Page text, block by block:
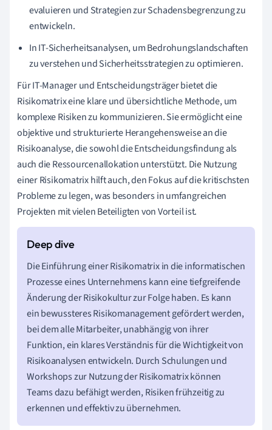
evaluieren und Strategien zur Schadensbegrenzung zu
entwickeln.
In IT-Sicherheitsanalysen, um Bedrohungslandschaften
zu verstehen und Sicherheitsstrategien zu optimieren.
Für IT-Manager und Entscheidungsträger bietet die
Risikomatrix eine klare und übersichtliche Methode, um
komplexe Risiken zu kommunizieren. Sie ermöglicht eine
objektive und strukturierte Herangehensweise an die
Risikoanalyse, die sowohl die Entscheidungsfindung als
auch die Ressourcenallokation unterstützt. Die Nutzung
einer Risikomatrix hilft auch, den Fokus auf die kritischsten
Probleme zu legen, was besonders in umfangreichen
Projekten mit vielen Beteiligten von Vorteil ist.
Die Einführung einer Risikomatrix in die informatischen
Prozesse eines Unternehmens kann eine tiefgreifende
Änderung der Risikokultur zur Folge haben. Es kann
ein bewussteres Risikomanagement gefördert werden,
bei dem alle Mitarbeiter, unabhängig von ihrer
Funktion, ein klares Verständnis für die Wichtigkeit von
Risikoanalysen entwickeln. Durch Schulungen und
Workshops zur Nutzung der Risikomatrix können
Teams dazu befähigt werden, Risiken frühzeitig zu
erkennen und effektiv zu übernehmen.